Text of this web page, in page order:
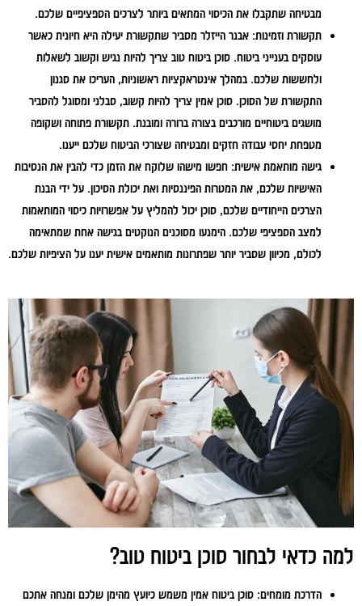
מבטיחה שתקבלו את הכיסוי המתאים ביותר לצרכים הספציפיים שלכם.
תקשורת וזמינות: אבנר הייזלר מסביר שתקשורת יעילה היא חיונית כאשר
עוסקים בענייני ביטוח. סוכן ביטוח טוב צריך להיות נגיש וקשוב לשאלות
ולחששות שלכם. במהלך אינטראקציות ראשוניות, העריכו את סגנון
התקשורת של הסוכן. סוכן אמין צריך להיות קשוב, סבלני ומסוגל להסביר
מושגים ביטוחיים מורכבים בצורה ברורה ומובנת. תקשורת פתוחה ושקופה
מטפחת יחסי עבודה חזקים ומבטיחה שצורכי הביטוח שלכם ייענו.
גישה מותאמת אישית: חפשו מישהו שלוקח את הזמן כדי להבין את הנסיבות
האישיות שלכם, את המטרות הפיננסיות ואת יכולת הסיכון. על ידי הבנת
הצרכים הייחודיים שלכם, סוכן יכול להמליץ על אפשרויות כיסוי המותאמות
למצב הספציפי שלכם. הימנעו מסוכנים הנוקטים בגישה אחת שמתאימה
לכולם, מכיוון שסביר יותר שפתרונות מותאמים אישית יענו על הציפיות שלכם.
למה כדאי לבחור סוכן ביטוח טוב?
הדרכת מומחים: סוכן ביטוח אמין משמש כיועץ מהימן שלכם ומנחה אתכם